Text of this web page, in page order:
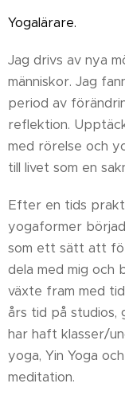
Yogalärare.
Jag drivs av nya
människor. Jag
period av
reflektion.
med rörelse och
till livet som en
Efter en tids
yogaformer
som ett sätt att
dela med mig och
växte fram med
års tid på studios,
har haft klasser/
yoga, Yin Yoga
meditation.